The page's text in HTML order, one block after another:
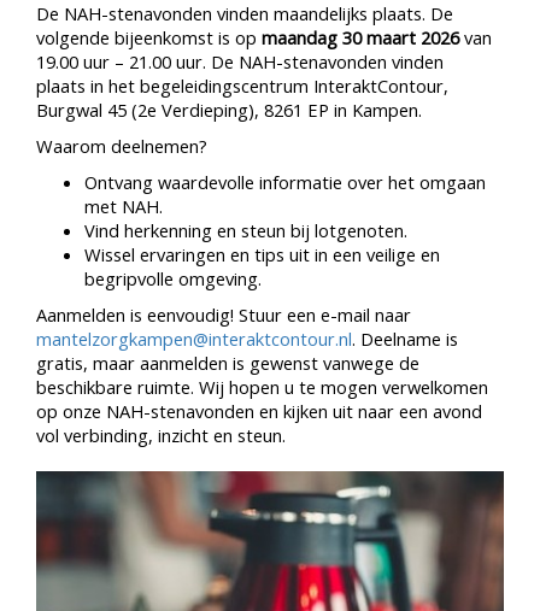
De NAH-stenavonden vinden maandelijks plaats. De
volgende bijeenkomst is op maandag 30 maart 2026van
19.00 uur – 21.00 uur. De NAH-stenavonden vinden
plaats in het begeleidingscentrum InteraktContour,
Burgwal 45 (2e Verdieping), 8261 EP in Kampen.
Waarom deelnemen?
Ontvang waardevolle informatie over het omgaan
met NAH.
Vind herkenning en steun bij lotgenoten.
Wissel ervaringen en tips uit in een veilige en
begripvolle omgeving.
Aanmelden is eenvoudig! Stuur een e-mail naar
mantelzorgkampen@interaktcontour.nl. Deelname is
gratis, maar aanmelden is gewenst vanwege de
beschikbare ruimte. Wij hopen u te mogen verwelkomen
op onze NAH-stenavonden en kijken uit naar een avond
vol verbinding, inzicht en steun.